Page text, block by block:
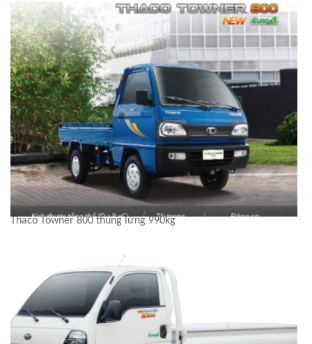
Thaco Towner 800 thùng lửng 990kg